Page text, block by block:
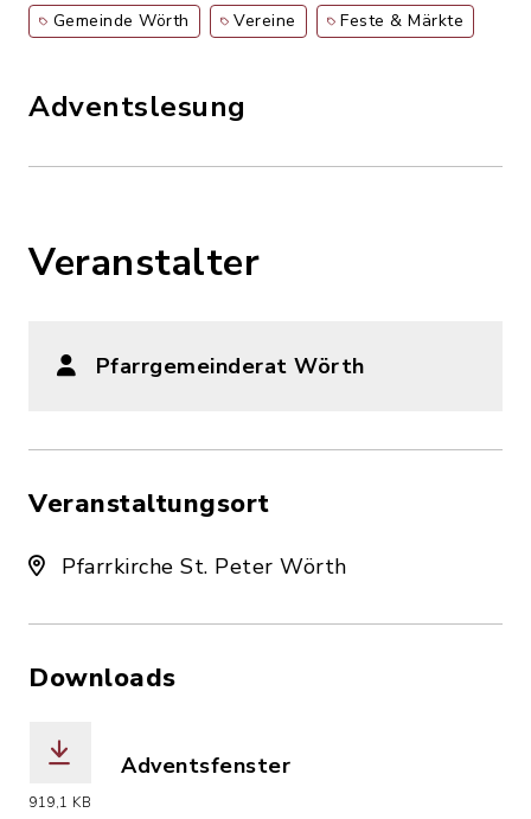
Gemeinde Wörth Vereine Feste & Märkte
Adventslesung
Veranstalter
Pfarrgemeinderat Wörth
Veranstaltungsort
Pfarrkirche St. Peter Wörth
Downloads
919,1 KB
Adventsfenster